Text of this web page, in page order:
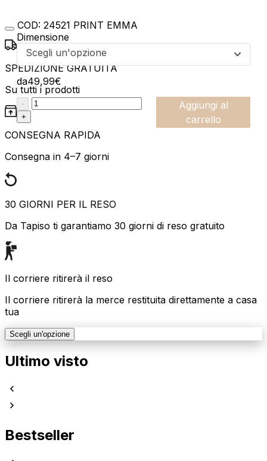
Dimensione
Scegli un'opzione
da49,99€
:product_name quantity
-
+
Aggiungi al
carrello
COD: 24521 PRINT EMMA
SPEDIZIONE GRATUITA
Su tutti i prodotti
CONSEGNA RAPIDA
Consegna in 4–7 giorni
30 GIORNI PER IL RESO
Da Tapiso ti garantiamo 30 giorni di reso gratuito
Il corriere ritirerà il reso
Il corriere ritirerà la merce restituita direttamente a casa
tua
Scegli un'opzione
Ultimo visto
Bestseller